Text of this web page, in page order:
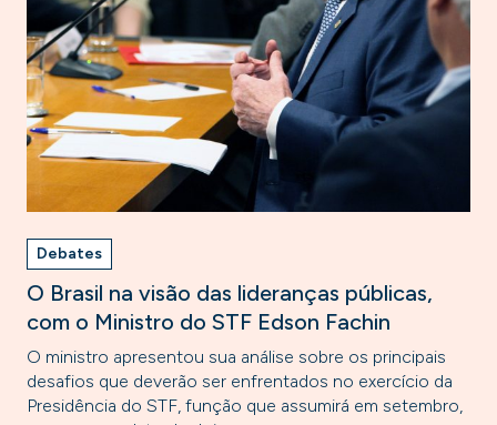
Debates
O Brasil na visão das lideranças públicas,
com o Ministro do STF Edson Fachin
O ministro apresentou sua análise sobre os principais
desafios que deverão ser enfrentados no exercício da
Presidência do STF, função que assumirá em setembro,